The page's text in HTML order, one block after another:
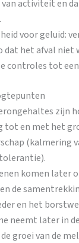
van activiteit en
voor geluid:
dat het afval niet
controles tot
zijn
tot en met het
(kalmering
komen later
de
en het
neemt later in
groei van de